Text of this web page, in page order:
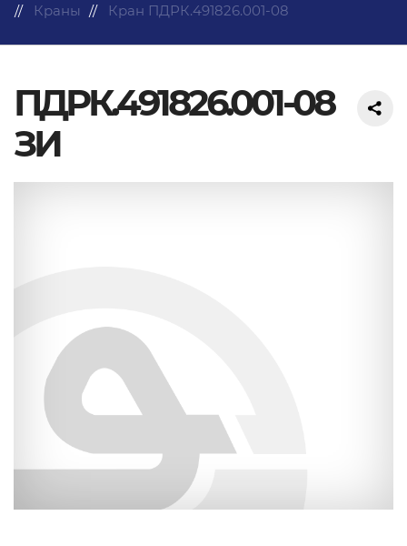
Краны
Кран ПДРК.491826.001-08
ПДРК.491826.001-08
ЗИ